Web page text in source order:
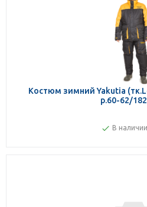
Костюм зимний Yakutia
р.60-62/
В